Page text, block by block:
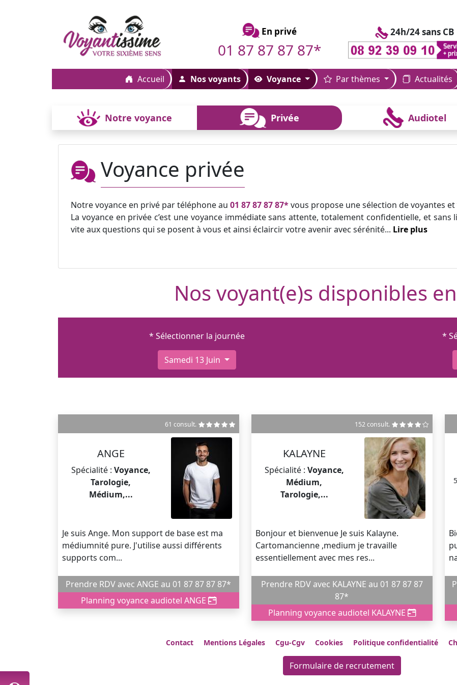
En privé
01 87 87 87 87*
24h/24 sans CB
Accueil Nos voyants Voyance Par thèmes Actualités
Notre voyance Privée Audiotel
Voyance privée
Notre voyance en privé par téléphone au 01 87 87 87 87*vous propose une sélection de voyantes
La voyance en privée c’est une voyance immédiate sans attente, totalement confidentielle, et
vite aux questions qui se posent à vous et ainsi éclaircir votre avenir avec sérénité... Lire plus
Nos voyant(e)s disponibles
* Sélectionner la journée
Samedi 13 Juin
*
61 consult.
ANGE
Spécialité : Voyance,
Tarologie,
Médium,...
Je suis Ange. Mon support de base est ma
médiumnité pure. J'utilise aussi différents
supports com...
Prendre RDV avec ANGE au 01 87 87 87 87*
Planning voyance audiotel ANGE
152 consult.
KALAYNE
Spécialité : Voyance,
Médium,
Tarologie,...
Bonjour et bienvenue Je suis Kalayne.
Cartomancienne ,medium je travaille
essentiellement avec mes res...
Prendre RDV avec KALAYNE au 01 87 87 87
87*
Planning voyance audiotel KALAYNE
Contact Mentions Légales Cgu-Cgv Cookies Politique confidentialité
Formulaire de recrutement